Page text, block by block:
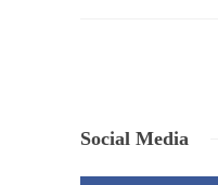
Social Media